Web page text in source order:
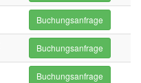
Buchungsanfrage
Buchungsanfrage
Buchungsanfrage